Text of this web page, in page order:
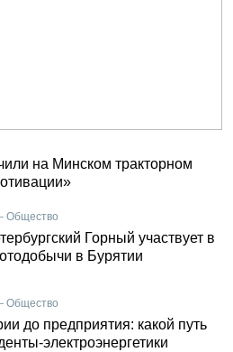
на Минском тракторном
Общество
Горный участвует в
в Бурятии
Общество
до предприятия: какой путь
электроэнергетики